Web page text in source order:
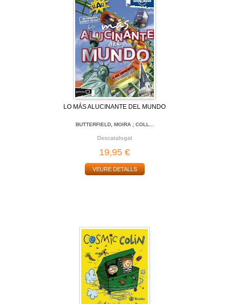
LO MÁS ALUCINANTE DEL MUNDO
BUTTERFIELD, MOIRA ; COLL...
Descatalogat
19,95 €
VEURE DETALLS